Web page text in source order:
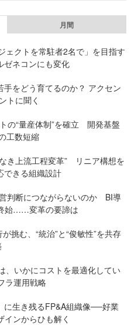
月間
ェクトを常駐者2名で」を目指す
ゼネコンにも変化
をどう育てるのか？ アクセン
トに聞く
の“量産体制”を確立 開発基盤
工数短縮
き上流工程変革” リニア構想を
できる組織設計
判断につながらないのか BI導
始……変革の要諦は
挑む、“統治”と“俊敏性”を共存
、いかにコストを最適化してい
ラ運用戦略
に生き残るFP&A組織像──好業
ンからひも解く